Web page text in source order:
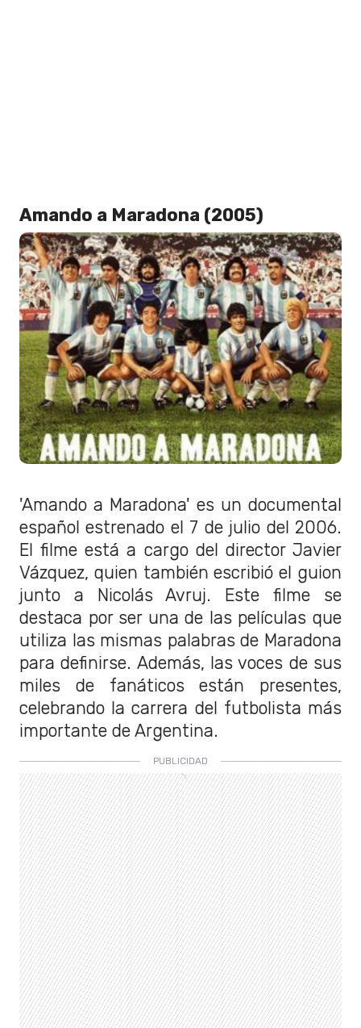
Amando a Maradona (2005)
'Amando a Maradona' es un documental
español estrenado el 7 de julio del 2006.
El filme está a cargo del director Javier
Vázquez, quien también escribió el guion
junto a Nicolás Avruj. Este filme se
destaca por ser una de las películas que
utiliza las mismas palabras de Maradona
para definirse. Además, las voces de sus
miles de fanáticos están presentes,
celebrando la carrera del futbolista más
importante de Argentina.